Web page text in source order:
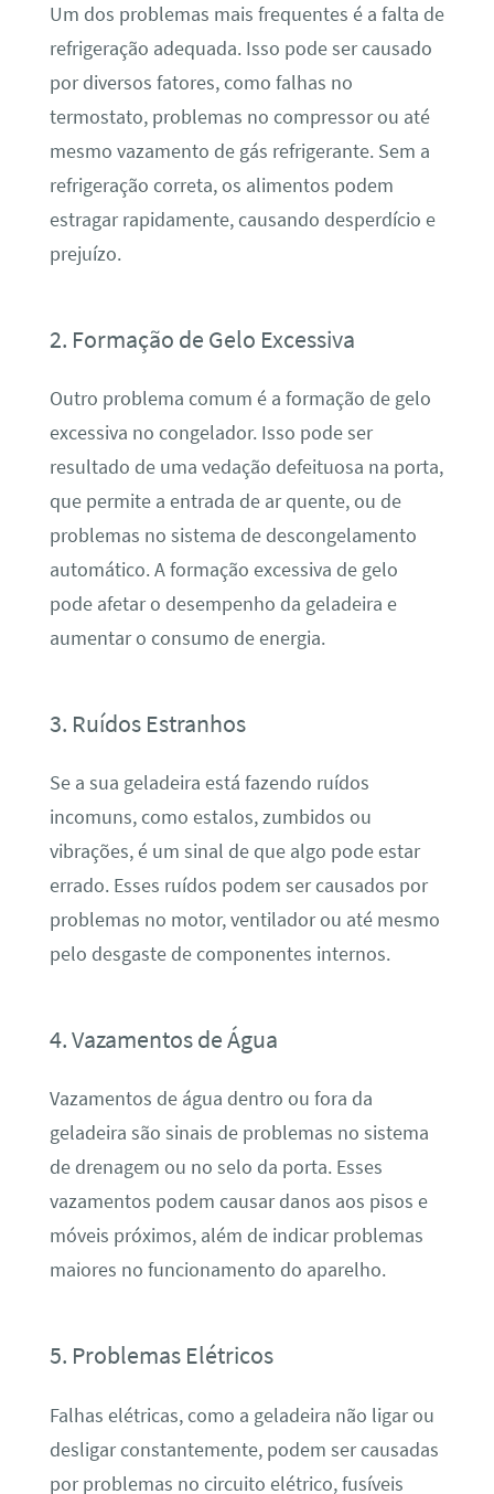
Um dos problemas mais frequentes é a falta de
refrigeração adequada. Isso pode ser causado
por diversos fatores, como falhas no
termostato, problemas no compressor ou até
mesmo vazamento de gás refrigerante. Sem a
refrigeração correta, os alimentos podem
estragar rapidamente, causando desperdício e
prejuízo.
2. Formação de Gelo Excessiva
Outro problema comum é a formação de gelo
excessiva no congelador. Isso pode ser
resultado de uma vedação defeituosa na porta,
que permite a entrada de ar quente, ou de
problemas no sistema de descongelamento
automático. A formação excessiva de gelo
pode afetar o desempenho da geladeira e
aumentar o consumo de energia.
3. Ruídos Estranhos
Se a sua geladeira está fazendo ruídos
incomuns, como estalos, zumbidos ou
vibrações, é um sinal de que algo pode estar
errado. Esses ruídos podem ser causados por
problemas no motor, ventilador ou até mesmo
pelo desgaste de componentes internos.
4. Vazamentos de Água
Vazamentos de água dentro ou fora da
geladeira são sinais de problemas no sistema
de drenagem ou no selo da porta. Esses
vazamentos podem causar danos aos pisos e
móveis próximos, além de indicar problemas
maiores no funcionamento do aparelho.
5. Problemas Elétricos
Falhas elétricas, como a geladeira não ligar ou
desligar constantemente, podem ser causadas
por problemas no circuito elétrico, fusíveis